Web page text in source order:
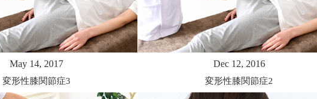
May 14, 2017
変形性膝関節症3
Dec 12, 2016
変形性膝関節症2